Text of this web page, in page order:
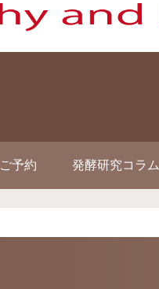
ご予約 発酵研究コラム